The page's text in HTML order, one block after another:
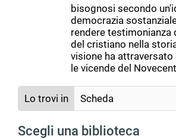
bisognosi secondo
democrazia
rendere testimonianza
del cristiano nella
visione ha
le vicende del
Lo trovi in Scheda
Scegli una biblioteca